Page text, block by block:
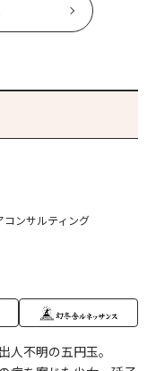
コンサルティング
人不明の五円玉。